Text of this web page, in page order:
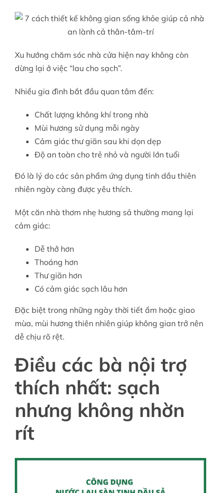
Xu hướng chăm sóc nhà cửa hiện nay không còn
dừng lại ở việc “lau cho sạch”.
Nhiều gia đình bắt đầu quan tâm đến:
Chất lượng không khí trong nhà
Mùi hương sử dụng mỗi ngày
Cảm giác thư giãn sau khi dọn dẹp
Độ an toàn cho trẻ nhỏ và người lớn tuổi
Đó là lý do các sản phẩm ứng dụng tinh dầu thiên
nhiên ngày càng được yêu thích.
Một căn nhà thơm nhẹ hương sả thường mang lại
cảm giác:
Dễ thở hơn
Thoáng hơn
Thư giãn hơn
Có cảm giác sạch lâu hơn
Đặc biệt trong những ngày thời tiết ẩm hoặc giao
mùa, mùi hương thiên nhiên giúp không gian trở nên
dễ chịu rõ rệt.
Điều các bà nội trợ
thích nhất: sạch
nhưng không nhờn
rít